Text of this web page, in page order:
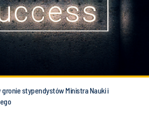
gronie stypendystów Ministra Nauki i